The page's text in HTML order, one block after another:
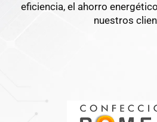
eficiencia, el ahorro
nuestros